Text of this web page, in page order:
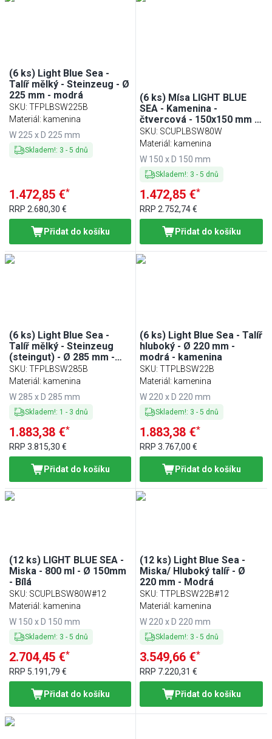
(6 ks) Light Blue Sea -
Talíř mělký - Steinzeug - Ø
225 mm - modrá
SKU: TFPLBSW225B
Materiál: kamenina
W 225 x D 225 mm
Skladem!: 3 - 5 dnů
1.472,85 €*
RRP 2.680,30 €
Přidat do košíku
(6 ks) Mísa LIGHT BLUE
SEA - Kamenina -
čtvercová - 150x150 mm -
stohovatelná | vhodná do
myčky | vhodná do
SKU: SCUPLBSW80W
Materiál: kamenina
W 150 x D 150 mm
Skladem!: 3 -5 dnů
1.472,85 €*
RRP2.752,74 €
Přidat do košíku
(6 ks) Light Blue Sea -
Talíř mělký - Steinzeug
(steingut) - Ø 285 mm -
modrá
SKU: TFPLBSW285B
Materiál: kamenina
W 285 x D 285 mm
Skladem!: 1 - 3 dnů
1.883,38 €*
RRP 3.815,30 €
Přidat do košíku
(6 ks) Light Blue Sea - Talíř
hluboký - Ø 220 mm -
modrá - kamenina
SKU:TTPLBSW22B
Materiál: kamenina
W 220 x D 220 mm
Skladem!: 3 -5 dnů
1.883,38 €*
RRP3.767,00 €
Přidat do košíku
(12 ks) LIGHT BLUE SEA -
Miska - 800 ml - Ø 150mm
- Bílá
SKU: SCUPLBSW80W#12
Materiál: kamenina
W 150 x D 150 mm
Skladem!: 3 - 5 dnů
2.704,45 €*
RRP 5.191,79 €
Přidat do košíku
(12 ks) Light Blue Sea -
Miska/ Hluboký talíř - Ø
220 mm - Modrá
SKU:TTPLBSW22B#12
Materiál: kamenina
W 220 x D 220 mm
Skladem!: 3 -5 dnů
3.549,66 €*
RRP 7.220,31 €
Přidat do košíku